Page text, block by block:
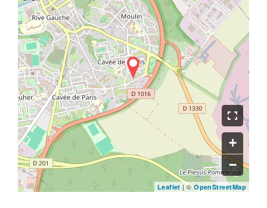
+
−
Leaflet | ©OpenStreetMap